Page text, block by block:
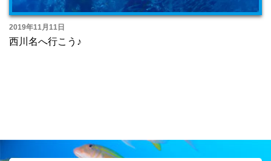
2019年11月11日
西川名へ行こう♪